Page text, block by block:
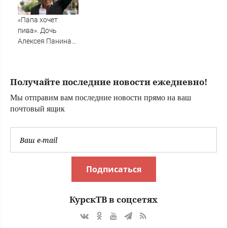
гороскоп на
воскресенье, 9
августа
«Папа хочет
пива». Дочь
Алексея Панина*
Получайте последние новости ежедневно!
Мы отправим вам последние новости прямо на ваш
почтовый ящик
Подписаться
КурскТВ в соцсетях